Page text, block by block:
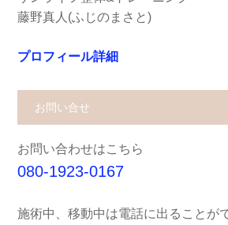
藤野真人(ふじのまさと)
プロフィール詳細
お問い合せ
お問い合わせはこちら
080-1923-0167
施術中、移動中は電話に出ることが